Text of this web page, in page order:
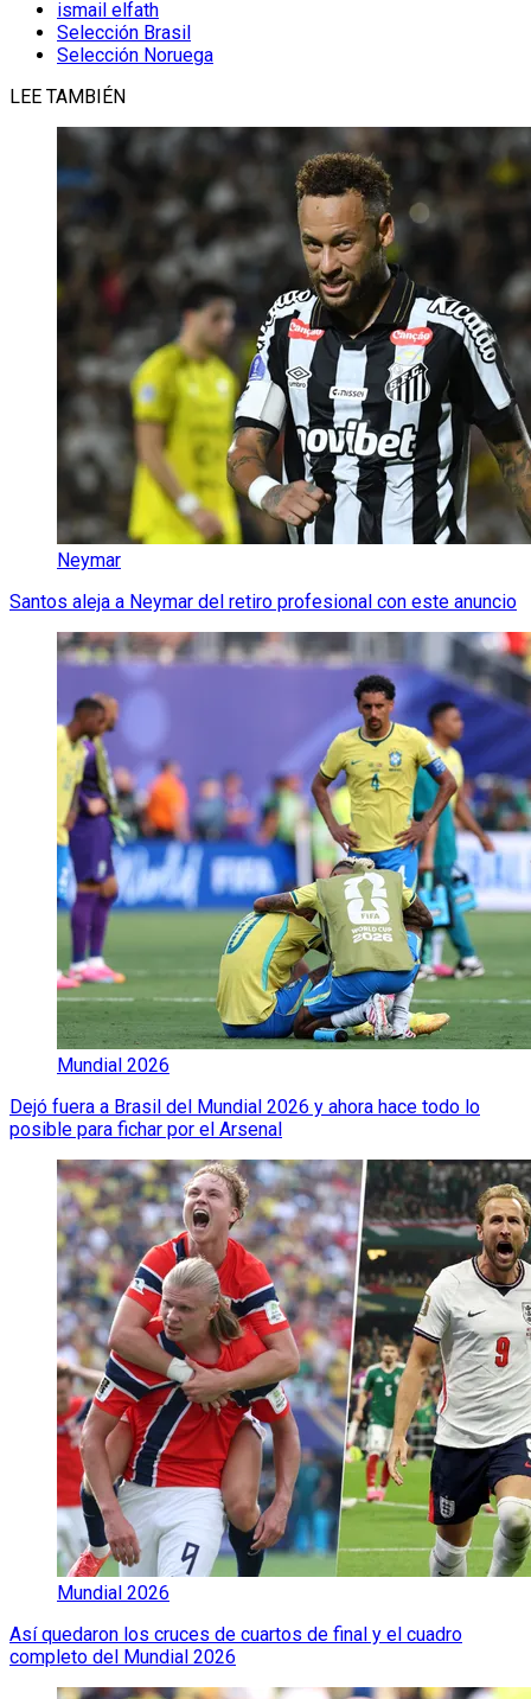
ismail elfath
Selección Brasil
Selección Noruega
LEE TAMBIÉN
Neymar
Santos aleja a Neymar del retiro profesional con este anuncio
Mundial 2026
Dejó fuera a Brasil del Mundial 2026 y ahora hace todo lo
posible para fichar por el Arsenal
Mundial 2026
Así quedaron los cruces de cuartos de final y el cuadro
completo del Mundial 2026